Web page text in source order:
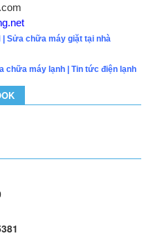
| Sửa chữa máy giặt tại nhà
chữa máy lạnh | Tin tức điện lạnh